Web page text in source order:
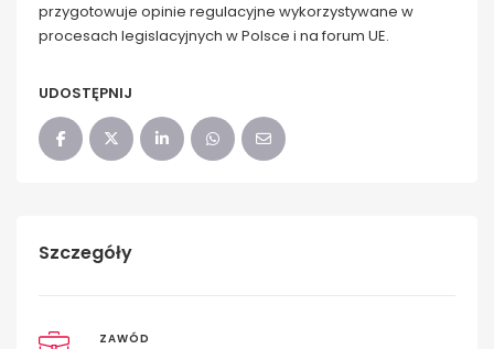
przygotowuje opinie regulacyjne wykorzystywane w
procesach legislacyjnych w Polsce i na forum UE.
UDOSTĘPNIJ
Szczegóły
ZAWÓD